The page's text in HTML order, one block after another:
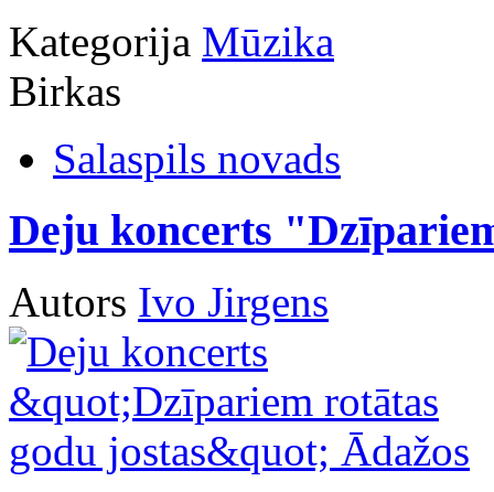
Kategorija Mūzika
Birkas
Salaspils novads
Deju koncerts
Autors Ivo Jirgens